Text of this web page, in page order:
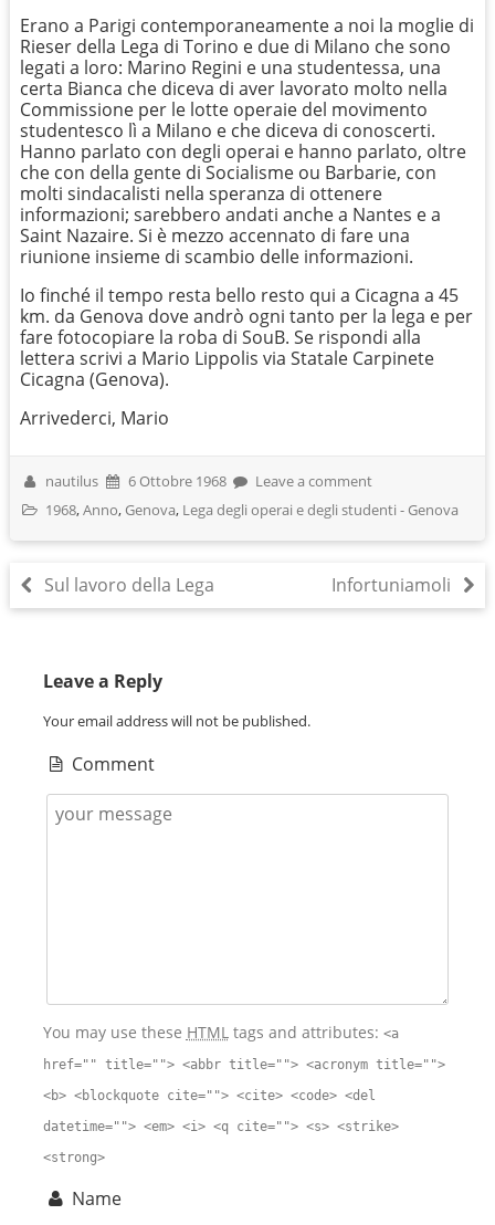
Erano a Parigi contemporaneamente a noi la moglie di
Rieser della Lega di Torino e due di Milano che sono
legati a loro: Marino Regini e una studentessa, una
certa Bianca che diceva di aver lavorato molto nella
Commissione per le lotte operaie del movimento
studentesco lì a Milano e che diceva di conoscerti.
Hanno parlato con degli operai e hanno parlato, oltre
che con della gente di Socialisme ou Barbarie, con
molti sindacalisti nella speranza di ottenere
informazioni; sarebbero andati anche a Nantes e a
Saint Nazaire. Si è mezzo accennato di fare una
riunione insieme di scambio delle informazioni.
Io finché il tempo resta bello resto qui a Cicagna a 45
km. da Genova dove andrò ogni tanto per la lega e per
fare fotocopiare la roba di SouB. Se rispondi alla
lettera scrivi a Mario Lippolis via Statale Carpinete
Cicagna (Genova).
Arrivederci, Mario
nautilus 6 Ottobre 1968
Leave a comment
1968,Anno, Genova, Lega degli operai e degli studenti - Genova
Sul lavoro della Lega Infortuniamoli
Leave a Reply
Your email address will not be published.
Comment
You may use these HTMLtags and attributes: <a
href="" title=""> <abbr title=""> <acronym title="">
<b> <blockquote cite=""> <cite> <code> <del
datetime=""> <em> <i> <q cite=""> <s> <strike>
<strong>
Name